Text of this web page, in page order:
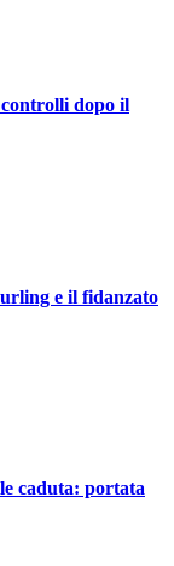
controlli dopo il
e il fidanzato
caduta: portata